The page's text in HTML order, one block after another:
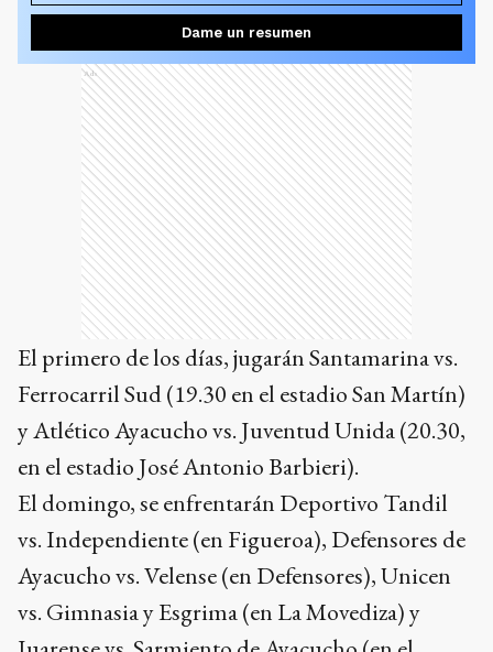
Dame un resumen
Ads
El primero de los días, jugarán Santamarina vs.
Ferrocarril Sud (19.30 en el estadio San Martín)
y Atlético Ayacucho vs. Juventud Unida (20.30,
en el estadio José Antonio Barbieri).
El domingo, se enfrentarán Deportivo Tandil
vs. Independiente (en Figueroa), Defensores de
Ayacucho vs. Velense (en Defensores), Unicen
vs. Gimnasia y Esgrima (en La Movediza) y